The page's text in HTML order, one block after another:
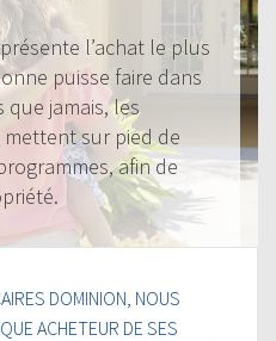
l’achat le plus
puisse faire dans
que jamais, les
sur pied de
afin de
DOMINION, NOUS
ACHETEUR DE SES